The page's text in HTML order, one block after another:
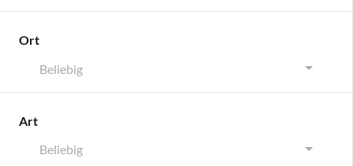
Ort
Beliebig
Art
Beliebig
Stuttgart
Stuttgart